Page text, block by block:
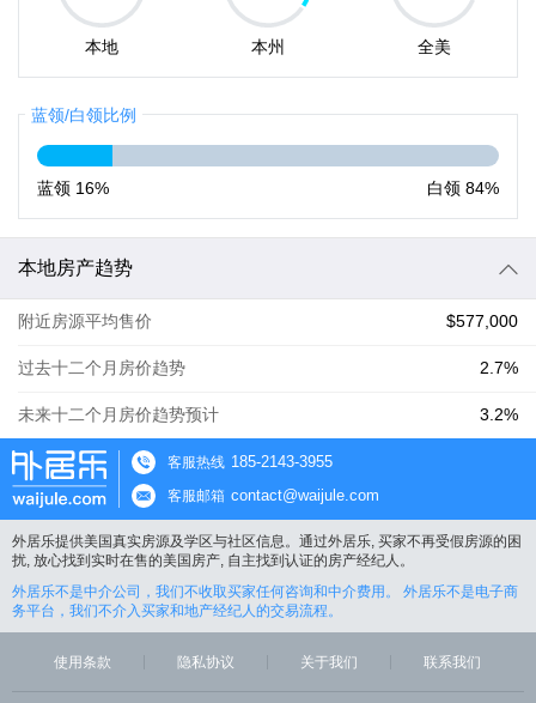
本地 本州 全美
蓝领/白领比例
蓝领 16% 白领 84%
本地房产趋势
附近房源平均售价 $577,000
过去十二个月房价趋势 2.7%
未来十二个月房价趋势预计 3.2%
客服热线 185-2143-3955
客服邮箱 contact@waijule.com
外居乐提供美国真实房源及学区与社区信息。通过外居乐, 买家不再受假房源的困
扰, 放心找到实时在售的美国房产, 自主找到认证的房产经纪人。
外居乐不是中介公司，我们不收取买家任何咨询和中介费用。 外居乐不是电子商
务平台，我们不介入买家和地产经纪人的交易流程。
使用条款 隐私协议 关于我们 联系我们